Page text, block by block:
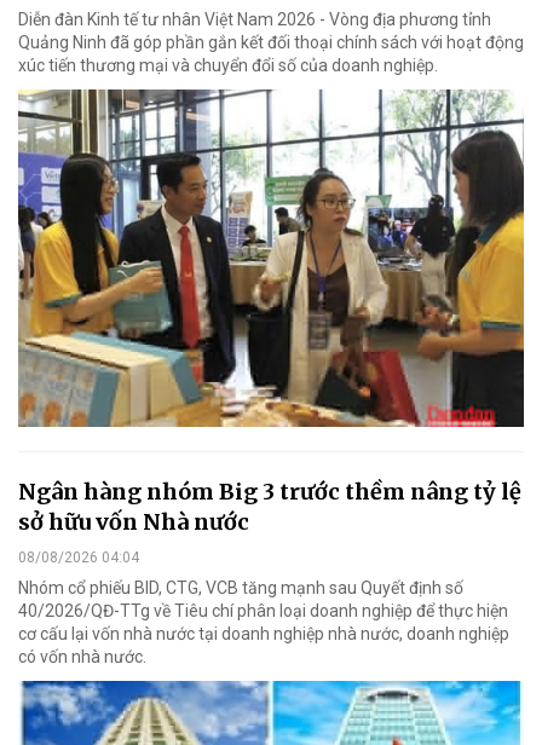
Diễn đàn Kinh tế tư nhân Việt Nam 2026 - Vòng địa phương tỉnh
Quảng Ninh đã góp phần gắn kết đối thoại chính sách với hoạt động
xúc tiến thương mại và chuyển đổi số của doanh nghiệp.
Ngân hàng nhóm Big 3 trước thềm nâng tỷ lệ
sở hữu vốn Nhà nước
08/08/2026 04:04
Nhóm cổ phiếu BID, CTG, VCB tăng mạnh sau Quyết định số
40/2026/QĐ-TTg về Tiêu chí phân loại doanh nghiệp để thực hiện
cơ cấu lại vốn nhà nước tại doanh nghiệp nhà nước, doanh nghiệp
có vốn nhà nước.